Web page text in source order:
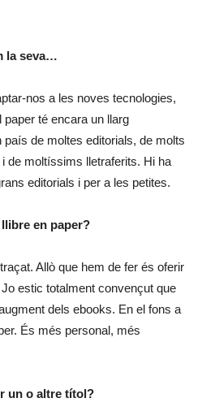
la seva…
nos a les noves tecnologies,
té encara un llarg
de moltes editorials, de molts
de moltíssims lletraferits. Hi ha
editorials i per a les petites.
en paper?
Allò que hem de fer és oferir
estic totalment convençut que
dels ebooks. En el fons a
És més personal, més
un o altre títol?